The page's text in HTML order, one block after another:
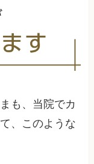
を卒業できる
も、当院でカ
、このような